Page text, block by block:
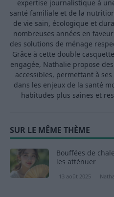
expertise journalistique à
santé familiale et de la
de vie sain, écologique et
nombreuses années en
des solutions de ménage
Grâce à cette double
engagée, Nathalie propose
accessibles, permettant à
dans les enjeux de la santé
habitudes plus saines et
SUR LE MÊME THÈME
Bouffées de
les atténuer
13 août 2025